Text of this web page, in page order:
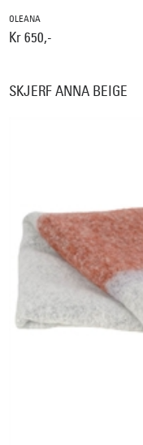
OLEANA
Kr 650,-
SKJERF ANNA BEIGE